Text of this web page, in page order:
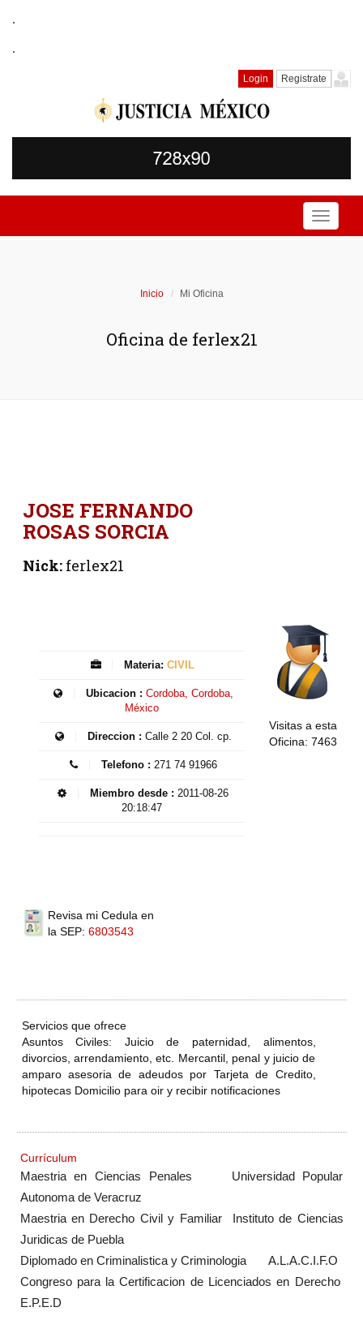
.
.
Login Registrate
Toggle
Inicio Mi Oficina
Oficina de ferlex21
JOSE FERNANDO
ROSAS SORCIA
Nick:ferlex21
Materia: CIVIL
Ubicacion : Cordoba, Cordoba,
México
Direccion : Calle 2 20 Col. cp.
Telefono : 271 74 91966
Miembro desde : 2011-08-26
20:18:47
Visitas a esta
Oficina: 7463
Revisa mi Cedula en
la SEP: 6803543
Servicios que ofrece
Asuntos Civiles: Juicio de paternidad, alimentos,
divorcios, arrendamiento, etc. Mercantil, penal y juicio de
amparo asesoria de adeudos por Tarjeta de Credito,
hipotecas Domicilio para oir y recibir notificaciones
Currículum
Maestria en Ciencias Penales Universidad Popular
Autonoma de Veracruz
Maestria en Derecho Civil y Familiar Instituto de Ciencias
Juridicas de Puebla
Diplomado en Criminalistica y Criminologia A.L.A.C.I.F.O
Congreso para la Certificacion de Licenciados en Derecho
E.P.E.D